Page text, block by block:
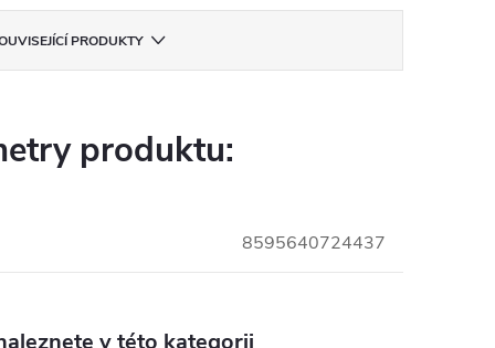
PRODUKTY
produktu:
8595640724437
v této kategorii